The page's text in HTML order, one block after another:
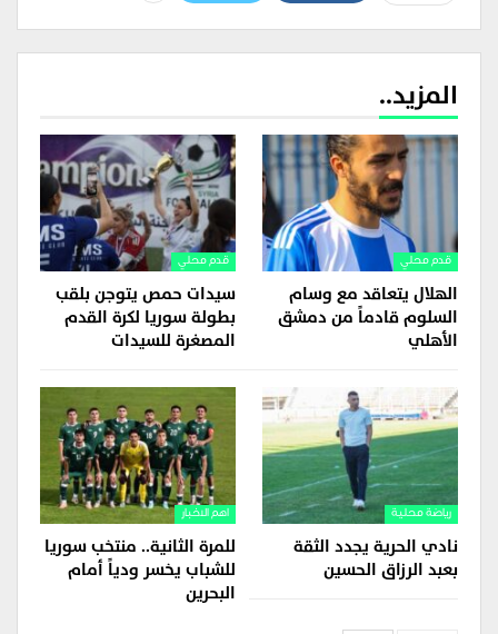
المزيد..
قدم محلي
الهلال يتعاقد مع وسام
السلوم قادماً من دمشق
الأهلي
قدم محلي
سيدات حمص يتوجن بلقب
بطولة سوريا لكرة القدم
المصغرة للسيدات
رياضة محلية
نادي الحرية يجدد الثقة
بعبد الرزاق الحسين
اهم الاخبار
للمرة الثانية.. منتخب سوريا
للشباب يخسر ودياً أمام
البحرين